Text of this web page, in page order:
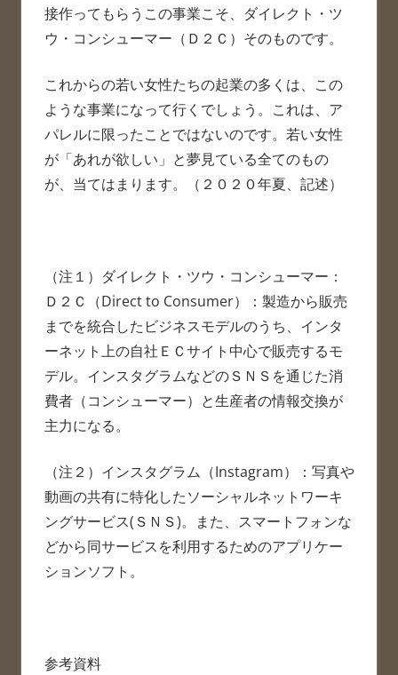
接作ってもらうこの事業こそ、ダイレクト・ツ
ウ・コンシューマー（Ｄ２Ｃ）そのものです。
これからの若い女性たちの起業の多くは、この
ような事業になって行くでしょう。これは、ア
パレルに限ったことではないのです。若い女性
が「あれが欲しい」と夢見ている全てのもの
が、当てはまります。（２０２０年夏、記述）
（注１）ダイレクト・ツウ・コンシューマー：
Ｄ２Ｃ（Direct to Consumer）：製造から販売
までを統合したビジネスモデルのうち、インタ
ーネット上の自社ＥＣサイト中心で販売するモ
デル。インスタグラムなどのＳＮＳを通じた消
費者（コンシューマー）と生産者の情報交換が
主力になる。
（注２）インスタグラム（Instagram）：写真や
動画の共有に特化したソーシャルネットワーキ
ングサービス(ＳＮＳ)。また、スマートフォンな
どから同サービスを利用するためのアプリケー
ションソフト。
参考資料